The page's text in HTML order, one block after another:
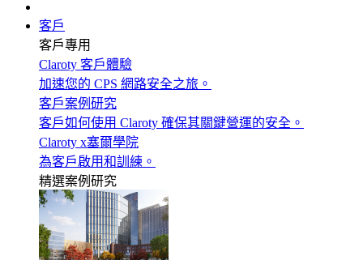
客戶
客戶專用
Claroty 客戶體驗
加速您的 CPS 網路安全之旅。
客戶案例研究
客戶如何使用 Claroty 確保其關鍵營運的安全。
Claroty x塞爾學院
為客戶啟用和訓練。
精選案例研究